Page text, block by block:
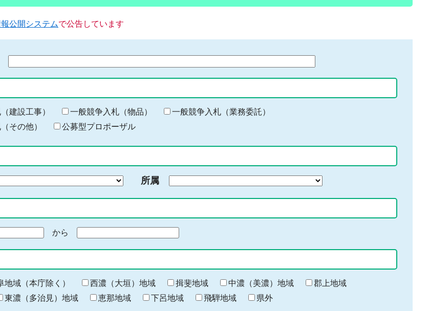
公開システムで公告しています
る
キ
ー
ー
入
力
建設工事） 一般競争入札（物品）
一般競争入札（業務委託）
その他）
公募型プロポーザル
所属
から
終
わ
り
地域（本庁除く） 西濃（大垣）地域 揖斐地域 中濃（美濃）地域
郡上地域
東濃（多治見）地域 恵那地域 下呂地域 飛騨地域 県外